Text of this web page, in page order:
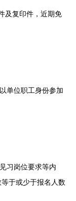
及复印件，近期免
单位职工身份参加
习岗位要求等内
于或少于报名人数